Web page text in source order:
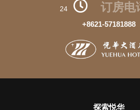
24 订房电
+8621-57181888
探索悦华